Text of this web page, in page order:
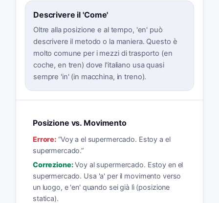
Descrivere il 'Come'
Oltre alla posizione e al tempo, 'en' può
descrivere il metodo o la maniera. Questo è
molto comune per i mezzi di trasporto (en
coche, en tren) dove l'italiano usa quasi
sempre 'in' (in macchina, in treno).
Posizione vs. Movimento
Errore: “Voy a el supermercado. Estoy a el
supermercado.”
Correzione: Voy al supermercado. Estoy en el
supermercado. Usa 'a' per il movimento verso
un luogo, e 'en' quando sei già lì (posizione
statica).